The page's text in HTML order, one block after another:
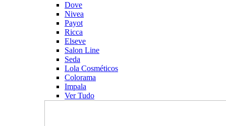
Dove
Nivea
Payot
Ricca
Elseve
Salon Line
Seda
Lola Cosméticos
Colorama
Impala
Ver Tudo